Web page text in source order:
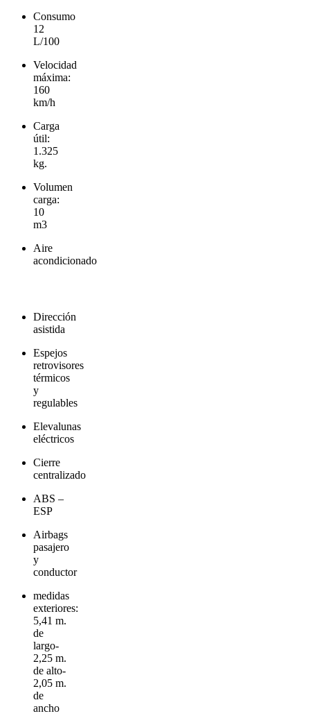
Consumo
12
L/100
Velocidad
máxima:
160
km/h
Carga
útil:
1.325
kg.
Volumen
carga:
10
m3
Aire
acondicionado
Dirección
asistida
Espejos
retrovisores
térmicos
y
regulables
Elevalunas
eléctricos
Cierre
centralizado
ABS –
ESP
Airbags
pasajero
y
conductor
medidas
exteriores:
5,41 m.
de
largo-
2,25 m.
de alto-
2,05 m.
de
ancho